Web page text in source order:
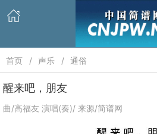
首页 声乐 通俗
​醒来吧，朋友
曲/高福友 演唱(奏)/ 来源/简谱网